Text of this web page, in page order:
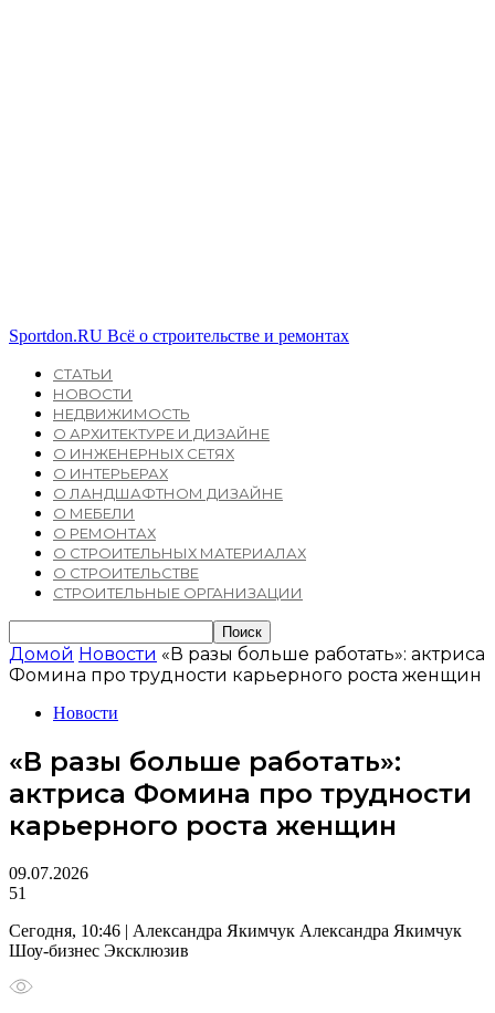
Sportdon.RU Всё о строительстве и ремонтах
СТАТЬИ
НОВОСТИ
НЕДВИЖИМОСТЬ
О АРХИТЕКТУРЕ И ДИЗАЙНЕ
О ИНЖЕНЕРНЫХ СЕТЯХ
О ИНТЕРЬЕРАХ
О ЛАНДШАФТНОМ ДИЗАЙНЕ
О МЕБЕЛИ
О РЕМОНТАХ
О СТРОИТЕЛЬНЫХ МАТЕРИАЛАХ
О СТРОИТЕЛЬСТВЕ
СТРОИТЕЛЬНЫЕ ОРГАНИЗАЦИИ
Домой Новости «В разы больше работать»: актриса
Фомина про трудности карьерного роста женщин
Новости
«В разы больше работать»:
актриса Фомина про трудности
карьерного роста женщин
09.07.2026
51
Сегодня, 10:46 | Александра Якимчук Александра Якимчук
Шоу-бизнес Эксклюзив